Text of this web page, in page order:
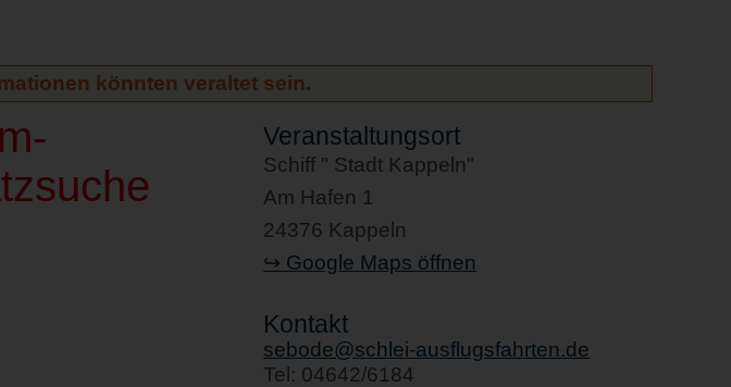
könnten veraltet sein.
Veranstaltungsort
Schiff " Stadt Kappeln"
Am Hafen 1
24376 Kappeln
↪ Google Maps öffnen
Kontakt
sebode@schlei-ausflugsfahrten.de
Tel: 04642/6184